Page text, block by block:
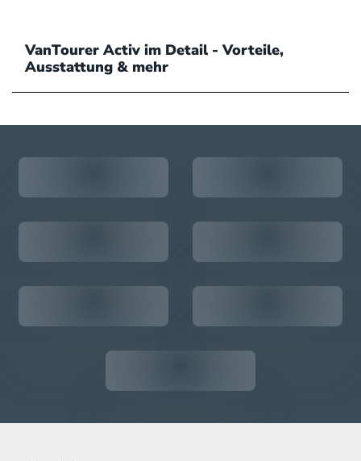
VanTourer Activ im Detail - Vorteile,
Ausstattung & mehr